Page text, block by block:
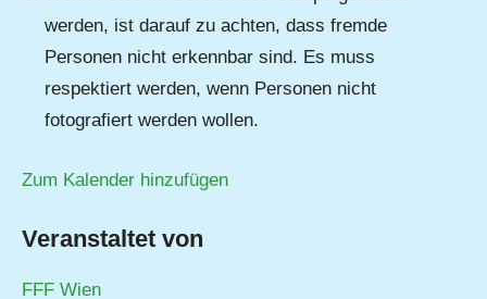
werden, ist darauf zu achten, dass fremde
Personen nicht erkennbar sind. Es muss
respektiert werden, wenn Personen nicht
fotografiert werden wollen.
Zum Kalender hinzufügen
Veranstaltet von
FFF Wien